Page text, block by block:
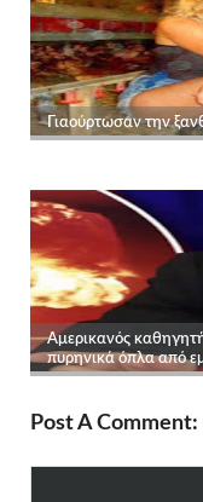
Post A Comment: